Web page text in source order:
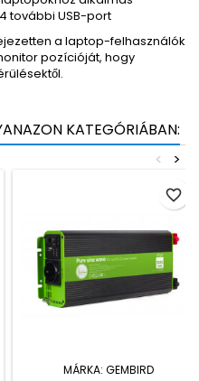
további USB-port
a laptop-felhasználók
pozícióját, hogy
KATEGÓRIÁBAN:
>
<
MÁRKA: GEMBIRD
favorite_border